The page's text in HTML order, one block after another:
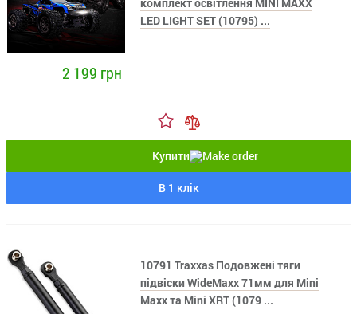
LED LIGHT SET (10795) ...
2 199 грн
Купити
В 1 клік
10791 Traxxas Подовжені тяги
підвіски WideMaxx 71мм для Mini
Maxx та Mini XRT (1079 ...